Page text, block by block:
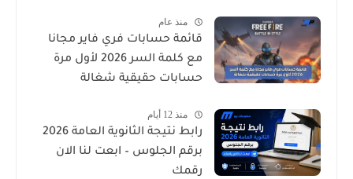
منذ عام
قائمة حسابات فري فاير مجانا
مع كلمة السر 2026 لأول مرة
حسابات حقيقية شغالة
منذ 12 أيام
رابط نتيجة الثانوية العامة 2026
برقم الجلوس – ابعت لنا الان
رقمك